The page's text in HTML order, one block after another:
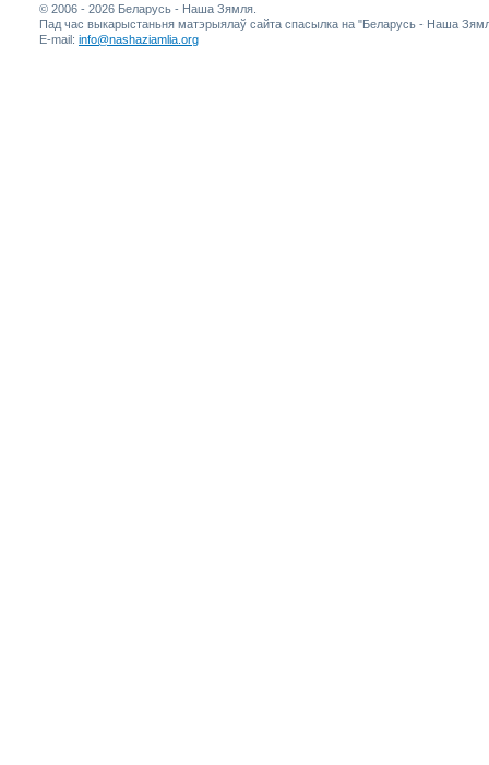
© 2006 - 2026 Беларусь - Наша Зямля.
Пад час выкарыстаньня матэрыялаў сайта спасылка на "Беларусь - Наша
E-mail: info@nashaziamlia.org